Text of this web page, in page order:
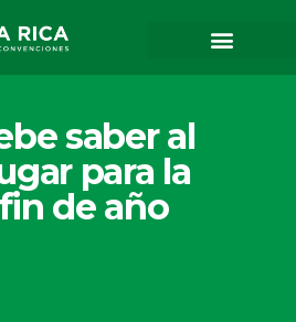
saber al
para la
de año